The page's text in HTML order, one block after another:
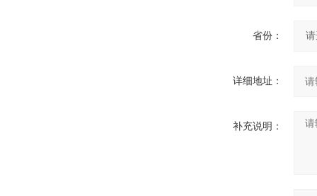
省份：
详细地址：
补充说明：